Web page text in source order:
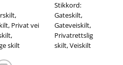
,
, Privat vei
,
skilt
Stikkord:
Gateskilt,
Gateveiskilt,
Privatrettslig
skilt,Veiskilt